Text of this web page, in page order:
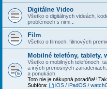
Digitálne Video
Všetko o digitálnych videách,
problémoch s nimi...
Film
Všetko o filmoch, filmových
Mobilné telefóny, tablety,
Všetko o mobilných telefónoch,
a iných prenosných
a ponukách.
Toto nie je nákupná poradňa!!
Subfóra:
iOS / iPadOS /